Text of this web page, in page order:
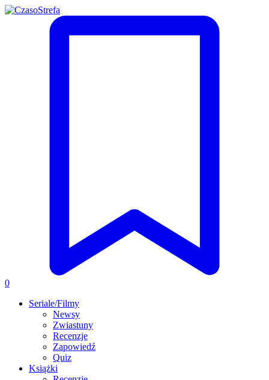
0
Seriale/Filmy
Newsy
Zwiastuny
Recenzje
Zapowiedź
Quiz
Książki